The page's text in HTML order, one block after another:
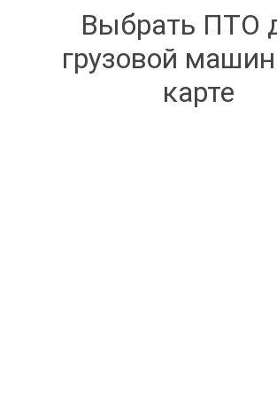
Выбрать ПТО
грузовой
карте